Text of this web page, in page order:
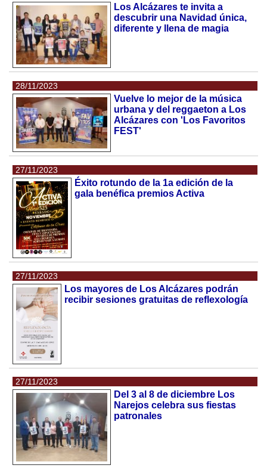
Los Alcázares te invita a
descubrir una Navidad única,
diferente y llena de magia
28/11/2023
Vuelve lo mejor de la música
urbana y del reggaeton a Los
Alcázares con 'Los Favoritos
FEST'
27/11/2023
Éxito rotundo de la 1a edición de la
gala benéfica premios Activa
27/11/2023
Los mayores de Los Alcázares podrán
recibir sesiones gratuitas de reflexología
27/11/2023
Del 3 al 8 de diciembre Los
Narejos celebra sus fiestas
patronales